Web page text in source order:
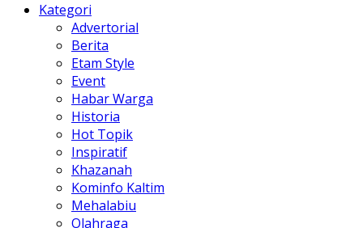
Kategori
Advertorial
Berita
Etam Style
Event
Habar Warga
Historia
Hot Topik
Inspiratif
Khazanah
Kominfo Kaltim
Mehalabiu
Olahraga